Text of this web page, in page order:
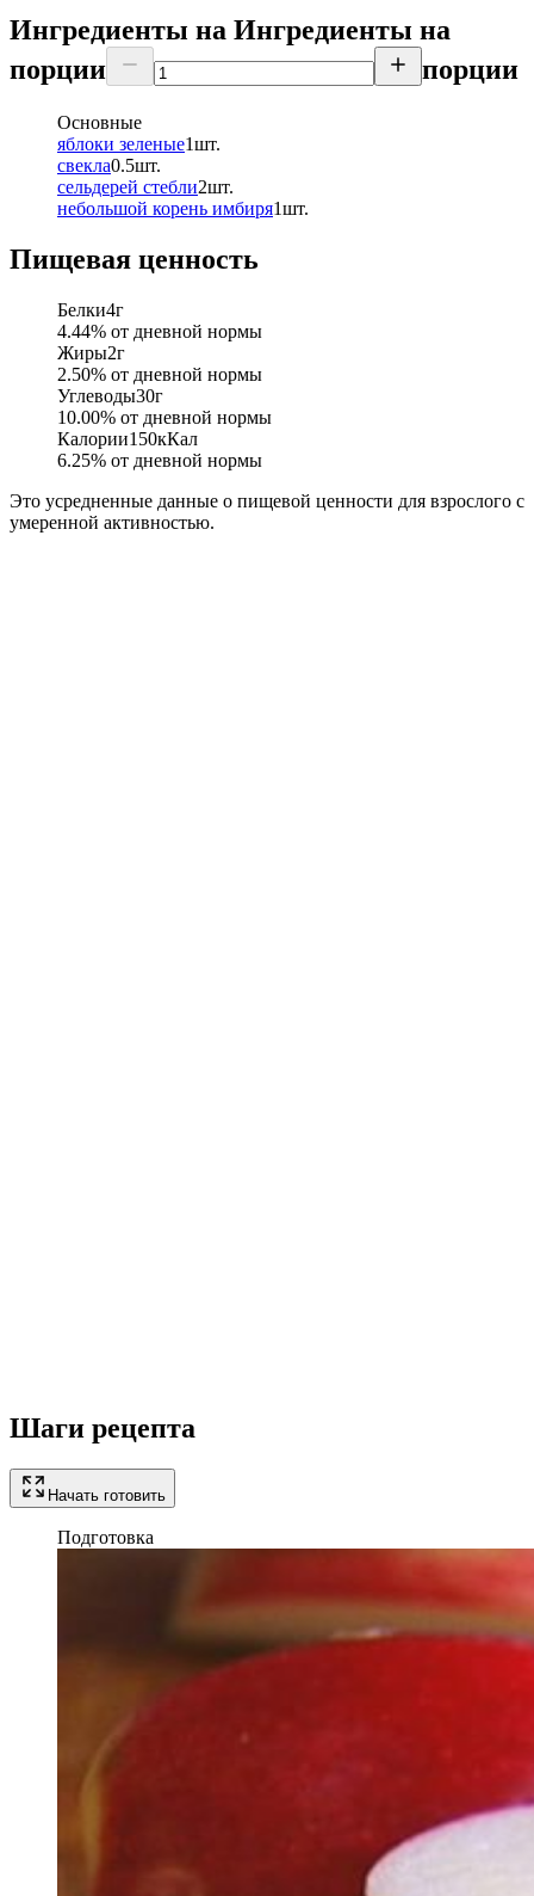
Ингредиенты на Ингредиенты на
порции
порции
Основные
яблоки зеленые1шт.
свекла0.5шт.
сельдерей стебли2шт.
небольшой корень имбиря1шт.
Пищевая ценность
Белки4г
4.44% от дневной нормы
Жиры2г
2.50% от дневной нормы
Углеводы30г
10.00% от дневной нормы
Калории150кКал
6.25% от дневной нормы
Это усредненные данные о пищевой ценности для взрослого с
умеренной активностью.
Шаги рецепта
Начать готовить
Подготовка